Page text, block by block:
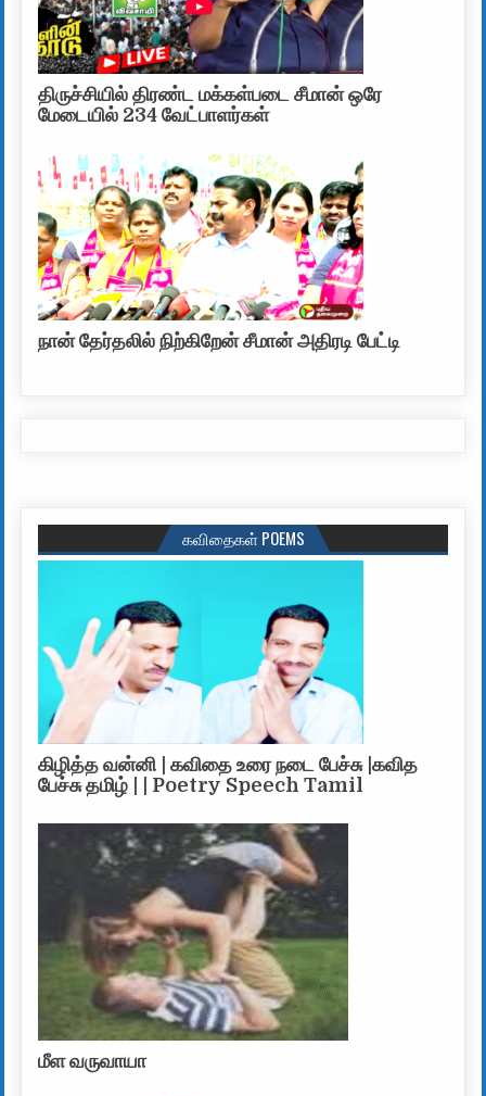
திருச்சியில் திரண்ட மக்கள்படை சீமான் ஒரே
மேடையில் 234 வேட்பாளர்கள்
நான் தேர்தலில் நிற்கிறேன் சீமான் அதிரடி பேட்டி
கவிதைகள் POEMS
கிழித்த வன்னி | கவிதை உரை நடை பேச்சு |கவித
பேச்சு தமிழ் | | Poetry Speech Tamil
மீள வருவாயா